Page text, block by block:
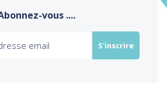
vous ....